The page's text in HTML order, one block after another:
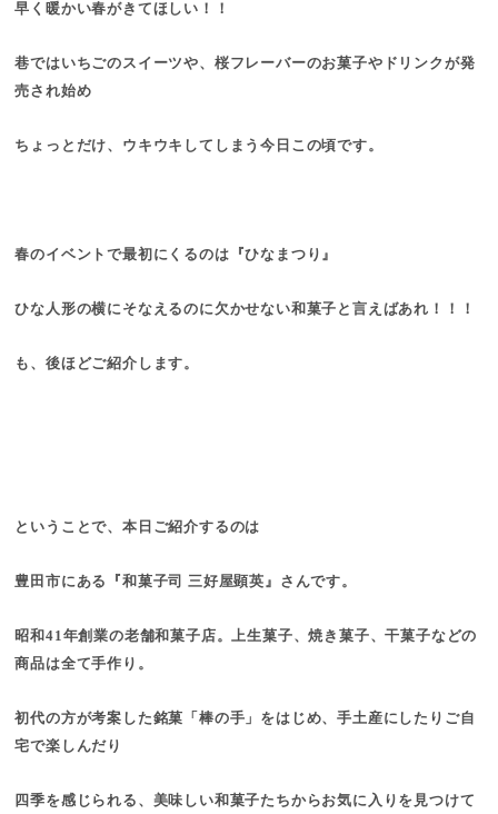
早く暖かい春がきてほしい！！
巷ではいちごのスイーツや、桜フレーバーのお菓子やドリンクが発
売され始め
ちょっとだけ、ウキウキしてしまう今日この頃です。
春のイベントで最初にくるのは『ひなまつり』
ひな人形の横にそなえるのに欠かせない和菓子と言えばあれ！！！
も、後ほどご紹介します。
ということで、本日ご紹介するのは
豊田市にある『和菓子司 三好屋顕英』さんです。
昭和41年創業の老舗和菓子店。上生菓子、焼き菓子、干菓子などの
商品は全て手作り。
初代の方が考案した銘菓「棒の手」をはじめ、手土産にしたりご自
宅で楽しんだり
四季を感じられる、美味しい和菓子たちからお気に入りを見つけて